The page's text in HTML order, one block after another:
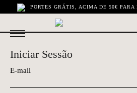
PORTES GRÁTIS, ACIMA DE 50€ PARA
Iniciar Sessão
E-mail